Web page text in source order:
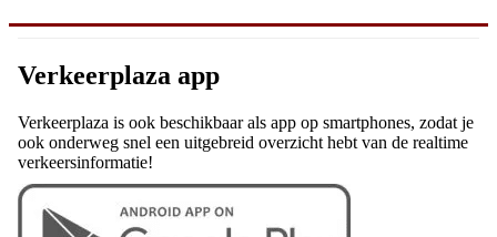
Verkeerplaza app
Verkeerplaza is ook beschikbaar als app op smartphones, zodat je
ook onderweg snel een uitgebreid overzicht hebt van de realtime
verkeersinformatie!